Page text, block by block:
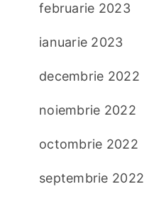
februarie 2023
ianuarie 2023
decembrie 2022
noiembrie 2022
octombrie 2022
septembrie 2022